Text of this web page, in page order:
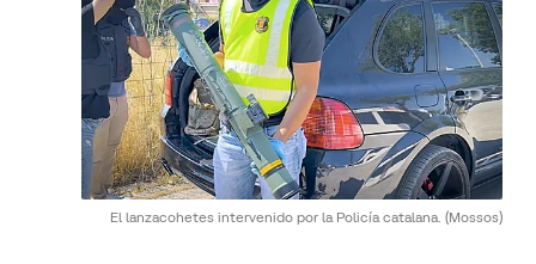
El lanzacohetes intervenido por la Policía catalana. (Mossos)